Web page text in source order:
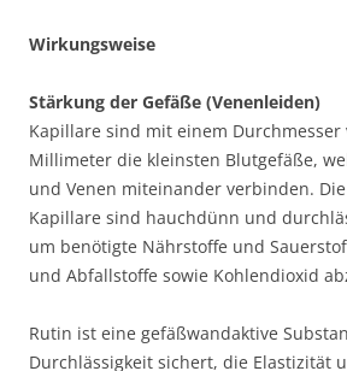
Wirkungsweise
Stärkung der Gefäße (Venenleiden)
Kapillare sind mit einem Durchmesser
Millimeter die kleinsten Blutgefäße,
und Venen miteinander verbinden.
Kapillare sind hauchdünn und
um benötigte Nährstoffe und
und Abfallstoffe sowie Kohlendioxid
Rutin ist eine gefäßwandaktive
Durchlässigkeit sichert, die Elastizität